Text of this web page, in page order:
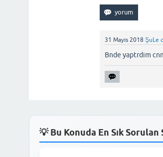
31 Mayıs 2018 ŞuLe
Bnde yaptrdim
💡 Bu Konuda En Sık